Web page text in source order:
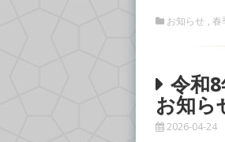
お知らせ , 春
令和
お知ら
2026-04-24